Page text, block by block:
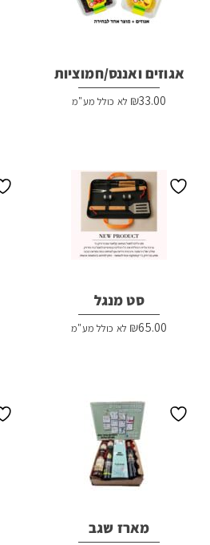
אגוזים ואננס/חמוציות
₪33.00 לא כולל מע"מ
סט מנגל
₪65.00 לא כולל מע"מ
מארז שגב